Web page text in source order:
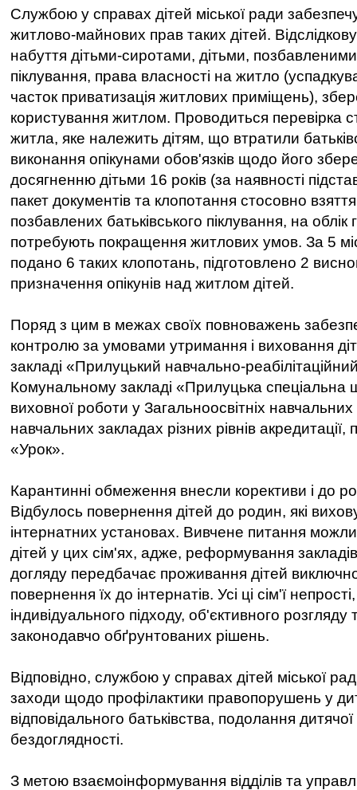
Службою у справах дітей міської ради
житлово-майнових прав таких дітей.
набуття дітьми-сиротами, дітьми, позбавленими
піклування, права власності на житло
часток приватизація житлових приміщень),
користування житлом. Проводиться перевірка
житла, яке належить дітям, що втратили
виконання опікунами обов'язків щодо його
досягненню дітьми 16 років (за наявності
пакет документів та клопотання стосовно взяття
позбавлених батьківського піклування, на
потребують покращення житлових умов. За 5
подано 6 таких клопотань, підготовлено 2
призначення опікунів над житлом дітей.
Поряд з цим в межах своїх повноважень
контролю за умовами утримання і виховання
закладі «Прилуцький навчально-
Комунальному закладі «Прилуцька спеціальна
виховної роботи у Загальноосвітніх
навчальних закладах різних рівнів
«Урок».
Карантинні обмеження внесли корективи і до
Відбулось повернення дітей до родин, які
інтернатних установах. Вивчене питання
дітей у цих сім'ях, адже, реформування закладів
догляду передбачає проживання дітей
повернення їх до інтернатів. Усі ці сім'ї
індивідуального підходу, об'єктивного розгляду
законодавчо обґрунтованих рішень.
Відповідно, службою у справах дітей міської
заходи щодо профілактики правопорушень у
відповідального батьківства, подолання
бездоглядності.
З метою взаємоінформування відділів та